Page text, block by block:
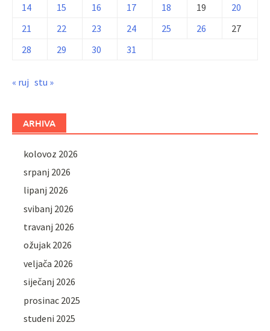
14
15 16 17 18 19
20
21
22 23 24 25 26
27
28
29 30 31
« ruj stu »
ARHIVA
kolovoz 2026
srpanj 2026
lipanj 2026
svibanj 2026
travanj 2026
ožujak 2026
veljača 2026
siječanj 2026
prosinac 2025
studeni 2025